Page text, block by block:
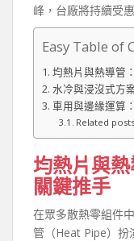
峰，台廠將持續受
Easy Table of
均熱片與熱導管
水冷與浸沒式方
車用與邊緣運算
Related
均熱片與
關鍵推手
在眾多散熱零組件
管（Heat Pipe）扮